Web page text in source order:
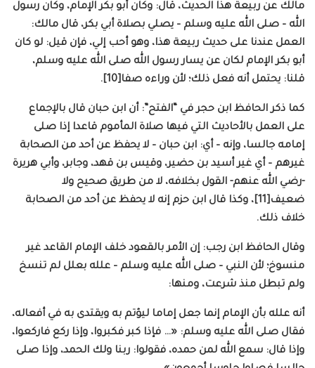
مالك عن ربيعة هذا الحديث، قال: وكان أبو بكر الإمام، وكان رسول
الله – صلى الله عليه وسلم – يصلي بصلاة أبي بكر، قال مالك:
العمل عندنا على حديث ربيعة هذا، وهو أحب إلي، فإن قيل: لو كان
أبو بكر الإمام لكان عن يسار رسول الله صلى الله عليه وسلم،
قلنا: يحتمل أنه فعل ذلك؛ لأن وراءه صفا[10].
كما ذكر الحافظ ابن حجر في “الفتح”: أن ابن حبان قال بالإجماع
على العمل بالأحاديث التي فيها صلاة المأموم قاعدا إذا صلى
إمامه جالسا، وإنه – أي: ابن حبان – لا يحفظ عن أحد من الصحابة
غيرهم – أي غير أسيد بن حضير، وقيس بن قهد، وجابر، وأبي هريرة
-رضي الله عنهم- القول بخلافه، لا من طريق صحيح ولا
ضعيف[11]، وكذا قال ابن حزم إنه لا يحفظ عن أحد من الصحابة
خلاف ذلك.
وقال الحافظ ابن رجب: إن الأمر بالقعود خلف الإمام القاعد غير
منسوخ؛ لأن النبي – صلى الله عليه وسلم – علله بعلل لم تنسخ
ولم تبطل منذ شرعت، ومنها:
أنه علله بأن الإمام إنما جعل إماما ليؤتم به ويقتدى به في أفعاله،
فقال صلى الله عليه وسلم: «… فإذا كبر فكبروا، وإذا ركع فاركعوا،
وإذا قال: سمع الله لمن حمده، فقولوا: ربنا ولك الحمد، وإذا صلى